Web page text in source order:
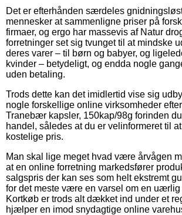
Det er efterhånden særdeles
mennesker at sammenligne priser på
firmaer, og ergo har massevis af Natur
forretninger set sig tvunget til at mindske
deres varer – til børn og babyer, og
kvinder – betydeligt, og endda nogle
uden betaling.
Trods dette kan det imidlertid vise sig
nogle forskellige online virksomheder
Tranebær kapsler, 150kap/98g forinden
handel, således at du er velinformeret til
kostelige pris.
Man skal lige meget hvad være årvågen
at en online forretning markedsfører
salgspris der kan ses som helt ekstremt
for det meste være en varsel om en uærlig
Kortkøb er trods alt dækket ind under et
hjælper en imod snydagtige online